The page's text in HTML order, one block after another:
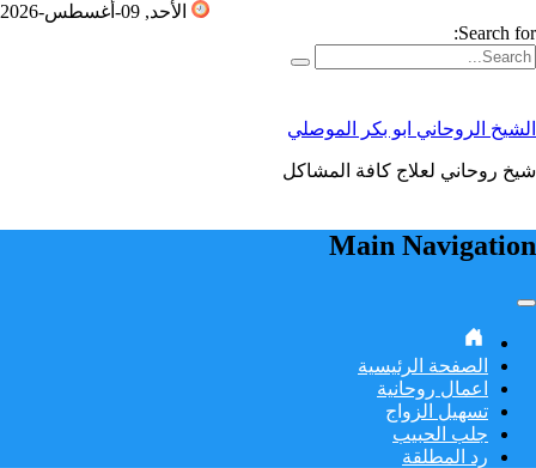
الأحد, 09-أغسطس-2026
Search for:
الشيخ الروحاني ابو بكر الموصلي
شيخ روحاني لعلاج كافة المشاكل
Main Navigation
الصفحة الرئيسية
اعمال روحانية
تسهيل الزواج
جلب الحبيب
رد المطلقة